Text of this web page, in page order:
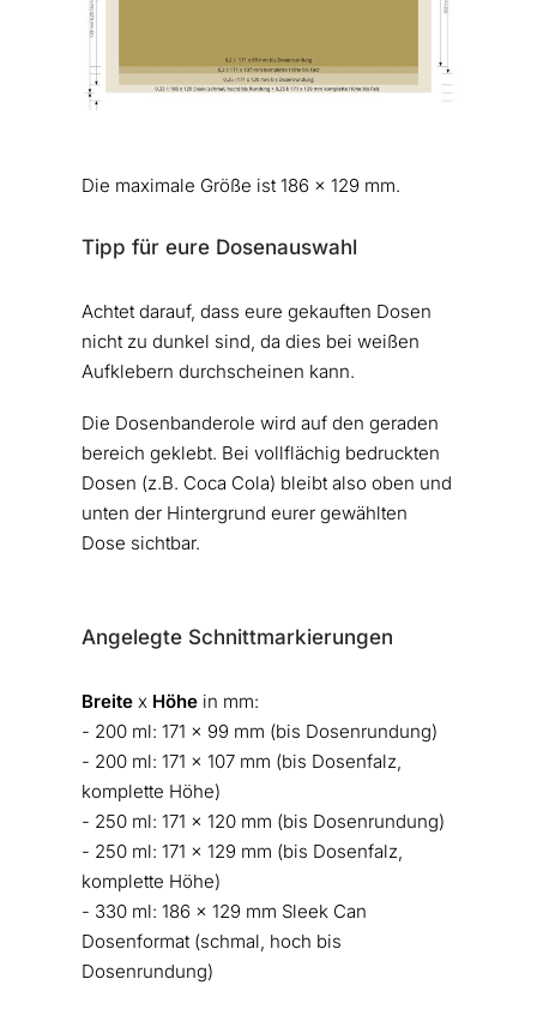
Die maximale Größe ist 186 x 129 mm.
Tipp für eure Dosenauswahl
Achtet darauf, dass eure gekauften Dosen
nicht zu dunkel sind, da dies bei weißen
Aufklebern durchscheinen kann.
Die Dosenbanderole wird auf den geraden
bereich geklebt. Bei vollflächig bedruckten
Dosen (z.B. Coca Cola) bleibt also oben und
unten der Hintergrund eurer gewählten
Dose sichtbar.
Angelegte Schnittmarkierungen
Breitex Höhe in mm:
- 200 ml: 171 x 99 mm (bis Dosenrundung)
- 200 ml: 171 x 107 mm (bis Dosenfalz,
komplette Höhe)
- 250 ml: 171 x 120 mm (bis Dosenrundung)
- 250 ml: 171 x 129 mm (bis Dosenfalz,
komplette Höhe)
- 330 ml: 186 x 129 mm Sleek Can
Dosenformat (schmal, hoch bis
Dosenrundung)